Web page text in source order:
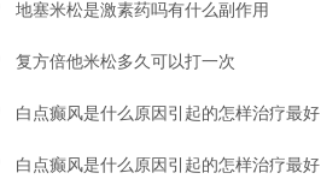
地塞米松是激素药吗有什么副作用
复方倍他米松多久可以打一次
白点癫风是什么原因引起的怎样治疗最好
白点癫风是什么原因引起的怎样治疗最好